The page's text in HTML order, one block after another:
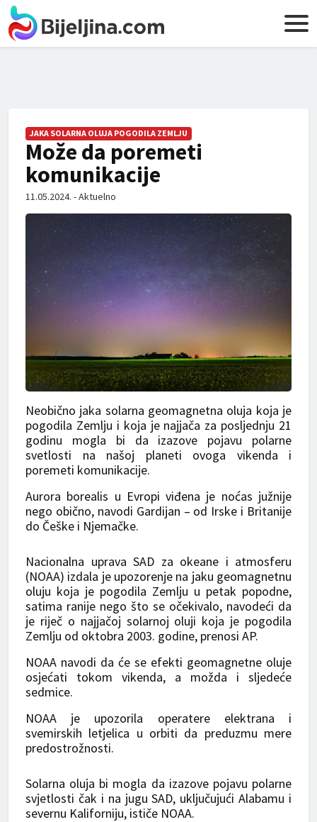
JAKA SOLARNA OLUJA POGODILA ZEMLJU
Može da poremeti
komunikacije
11.05.2024. - Aktuelno
Neobično jaka solarna geomagnetna oluja koja je
pogodila Zemlju i koja je najjača za posljednju 21
godinu mogla bi da izazove pojavu polarne
svetlosti na našoj planeti ovoga vikenda i
poremeti komunikacije.
Aurora borealis u Evropi viđena je noćas južnije
nego obično, navodi Gardijan – od Irske i Britanije
do Češke i Njemačke.
Nacionalna uprava SAD za okeane i atmosferu
(NOAA) izdala je upozorenje na jaku geomagnetnu
oluju koja je pogodila Zemlju u petak popodne,
satima ranije nego što se očekivalo, navodeći da
je riječ o najjačoj solarnoj oluji koja je pogodila
Zemlju od oktobra 2003. godine, prenosi AP.
NOAA navodi da će se efekti geomagnetne oluje
osjećati tokom vikenda, a možda i sljedeće
sedmice.
NOAA je upozorila operatere elektrana i
svemirskih letjelica u orbiti da preduzmu mere
predostrožnosti.
Solarna oluja bi mogla da izazove pojavu polarne
svjetlosti čak i na jugu SAD, uključujući Alabamu i
severnu Kaliforniju, ističe NOAA.